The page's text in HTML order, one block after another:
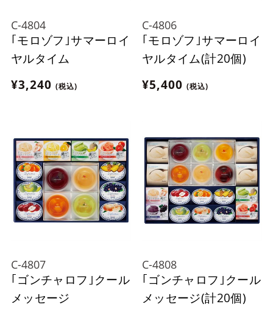
C-4804
｢モロゾフ｣サマーロイ
ヤルタイム
¥3,240 (税込)
C-4806
｢モロゾフ｣サマーロイ
ヤルタイム(計20個)
¥5,400 (税込)
C-4807
｢ゴンチャロフ｣クール
メッセージ
C-4808
｢ゴンチャロフ｣クール
メッセージ(計20個)